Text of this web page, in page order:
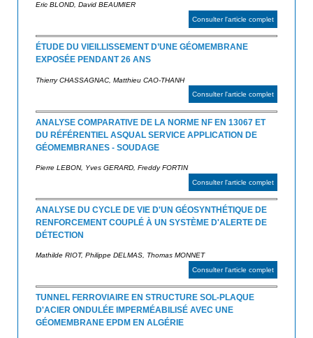
Eric BLOND, David BEAUMIER
Consulter l'article complet
ÉTUDE DU VIEILLISSEMENT D’UNE GÉOMEMBRANE
EXPOSÉE PENDANT 26 ANS
Thierry CHASSAGNAC, Matthieu CAO-THANH
Consulter l'article complet
ANALYSE COMPARATIVE DE LA NORME NF EN 13067 ET
DU RÉFÉRENTIEL ASQUAL SERVICE APPLICATION DE
GÉOMEMBRANES - SOUDAGE
Pierre LEBON, Yves GERARD, Freddy FORTIN
Consulter l'article complet
ANALYSE DU CYCLE DE VIE D'UN GÉOSYNTHÉTIQUE DE
RENFORCEMENT COUPLÉ À UN SYSTÈME D'ALERTE DE
DÉTECTION
Mathilde RIOT, Philippe DELMAS, Thomas MONNET
Consulter l'article complet
TUNNEL FERROVIAIRE EN STRUCTURE SOL-PLAQUE
D'ACIER ONDULÉE IMPERMÉABILISÉ AVEC UNE
GÉOMEMBRANE EPDM EN ALGÉRIE